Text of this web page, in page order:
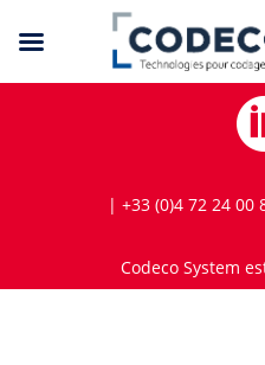
| +33 (0)4 72 24
Codeco System